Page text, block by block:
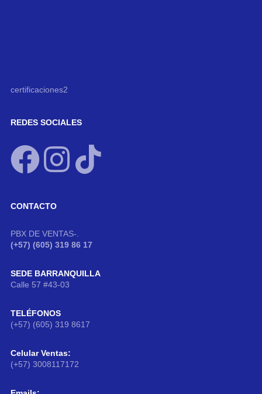
certificaciones2
REDES SOCIALES
CONTACTO
PBX DE VENTAS-.
(+57) (605) 319 86 17
SEDE BARRANQUILLA
Calle 57 #43-03
TELÉFONOS
(+57) (605) 319 8617
Celular Ventas:
(+57) 3008117172